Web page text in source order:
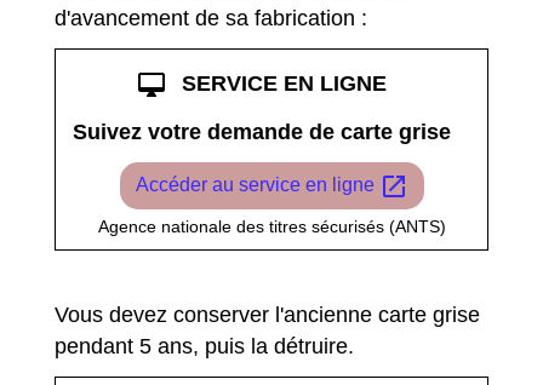
d'avancement de sa fabrication :
desktop_mac
SERVICE EN LIGNE
Suivez votre demande de carte grise
Accéder au service en ligne open_in_new
Agence nationale des titres sécurisés (ANTS)
Vous devez conserver l'ancienne carte grise
pendant 5 ans, puis la détruire.